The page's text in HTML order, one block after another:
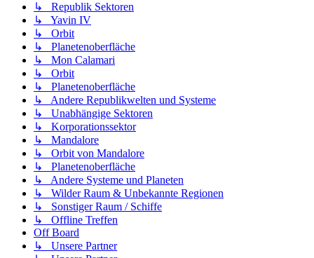
↳ Republik Sektoren
↳ Yavin IV
↳ Orbit
↳ Planetenoberfläche
↳ Mon Calamari
↳ Orbit
↳ Planetenoberfläche
↳ Andere Republikwelten und Systeme
↳ Unabhängige Sektoren
↳ Korporationssektor
↳ Mandalore
↳ Orbit von Mandalore
↳ Planetenoberfläche
↳ Andere Systeme und Planeten
↳ Wilder Raum & Unbekannte Regionen
↳ Sonstiger Raum / Schiffe
↳ Offline Treffen
Off Board
↳ Unsere Partner